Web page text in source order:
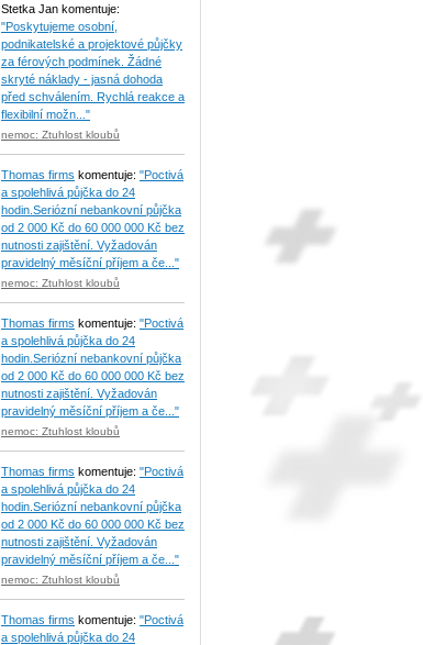
Stetka Jan komentuje:
"Poskytujeme osobní,
podnikatelské a projektové půjčky
za férových podmínek. Žádné
skryté náklady - jasná dohoda
před schválením. Rychlá reakce a
flexibilní možn..."
nemoc: Ztuhlost kloubů
Thomas firms komentuje: "Poctivá
a spolehlivá půjčka do 24
hodin.Seriózní nebankovní půjčka
od 2 000 Kč do 60 000 000 Kč bez
nutnosti zajištění. Vyžadován
pravidelný měsíční příjem a če..."
nemoc: Ztuhlost kloubů
Thomas firms komentuje: "Poctivá
a spolehlivá půjčka do 24
hodin.Seriózní nebankovní půjčka
od 2 000 Kč do 60 000 000 Kč bez
nutnosti zajištění. Vyžadován
pravidelný měsíční příjem a če..."
nemoc: Ztuhlost kloubů
Thomas firms komentuje: "Poctivá
a spolehlivá půjčka do 24
hodin.Seriózní nebankovní půjčka
od 2 000 Kč do 60 000 000 Kč bez
nutnosti zajištění. Vyžadován
pravidelný měsíční příjem a če..."
nemoc: Ztuhlost kloubů
Thomas firms komentuje: "Poctivá
a spolehlivá půjčka do 24